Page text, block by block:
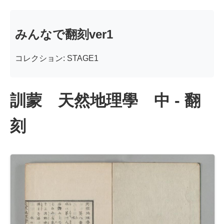
みんなで翻刻ver1
コレクション: STAGE1
訓蒙 天然地理學 中 - 翻
刻